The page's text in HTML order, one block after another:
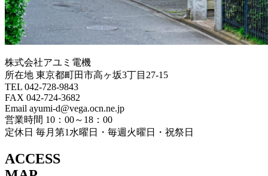
株式会社アユミ電機
所在地 東京都町田市高ヶ坂3丁目27‐15
TEL 042-728-9843
FAX 042-724-3682
Email ayumi-d@vega.ocn.ne.jp
営業時間 10：00～18：00
定休日 毎月第1水曜日・毎週火曜日・祝祭日
ACCESS